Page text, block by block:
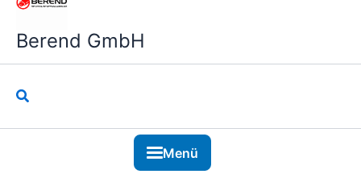
Berend GmbH
Suchen
Menü